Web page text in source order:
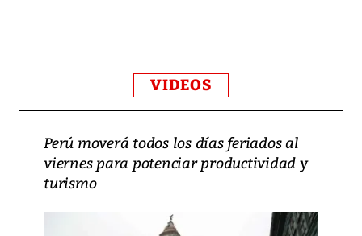
VIDEOS
Perú moverá todos los días feriados al
viernes para potenciar productividad y
turismo